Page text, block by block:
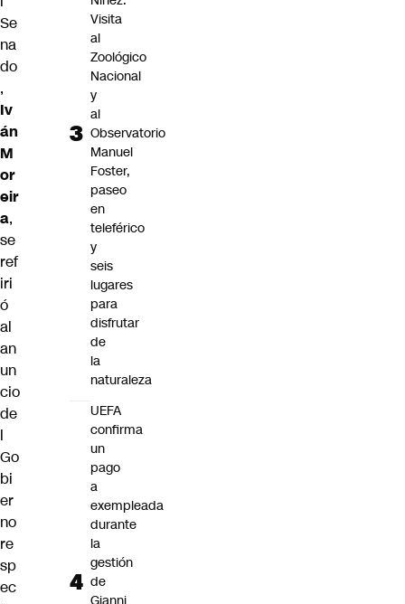
Se
na
do
,
Iv
án
M
or
eir
a,
se
ref
iri
ó
al
an
un
cio
de
l
Go
bi
er
no
re
sp
ec
Visita
al
Zoológico
Nacional
y
al
Observatorio
Manuel
Foster,
paseo
en
teleférico
y
seis
lugares
para
disfrutar
de
la
naturaleza
UEFA
confirma
un
pago
a
exempleada
durante
la
gestión
de
Gianni